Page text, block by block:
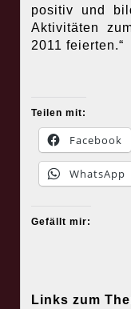
positiv und
Aktivitäten
2011 feierten.“
Teilen mit:
Facebook
WhatsApp
Gefällt mir:
Links zum